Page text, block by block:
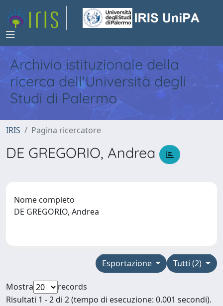
Archivio istituzionale della
ricerca dell'Università degli
Studi di Palermo
IRIS Pagina ricercatore
DE GREGORIO, Andrea
Nome completo
DE GREGORIO, Andrea
Tutti (2)
Esportazione
Mostra
records
Risultati 1 - 2 di 2 (tempo di esecuzione: 0.001 secondi).